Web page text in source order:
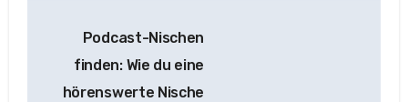
Podcast-Nischen
finden: Wie du eine
hörenswerte Nische